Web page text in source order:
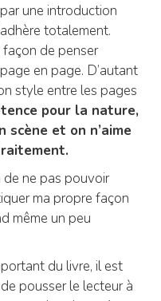
une introduction
totalement.
de penser
en page. D’autant
style entre les pages
pour la nature,
scène et on n’aime
de ne pas pouvoir
ma propre façon
même un peu
du livre, il est
pousser le lecteur à